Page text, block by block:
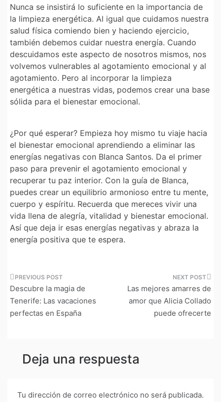
Nunca se insistirá lo suficiente en la importancia de
la limpieza energética. Al igual que cuidamos nuestra
salud física comiendo bien y haciendo ejercicio,
también debemos cuidar nuestra energía. Cuando
descuidamos este aspecto de nosotros mismos, nos
volvemos vulnerables al agotamiento emocional y al
agotamiento. Pero al incorporar la limpieza
energética a nuestras vidas, podemos crear una base
sólida para el bienestar emocional.
¿Por qué esperar? Empieza hoy mismo tu viaje hacia
el bienestar emocional aprendiendo a eliminar las
energías negativas con Blanca Santos. Da el primer
paso para prevenir el agotamiento emocional y
recuperar tu paz interior. Con la guía de Blanca,
puedes crear un equilibrio armonioso entre tu mente,
cuerpo y espíritu. Recuerda que mereces vivir una
vida llena de alegría, vitalidad y bienestar emocional.
Así que deja ir esas energías negativas y abraza la
energía positiva que te espera.
Navegación
de
entradas
Descubre la magia de
Tenerife: Las vacaciones
perfectas en España
Las mejores amarres de
amor que Alicia Collado
puede ofrecerte
Deja una respuesta
Tu dirección de correo electrónico no será publicada.